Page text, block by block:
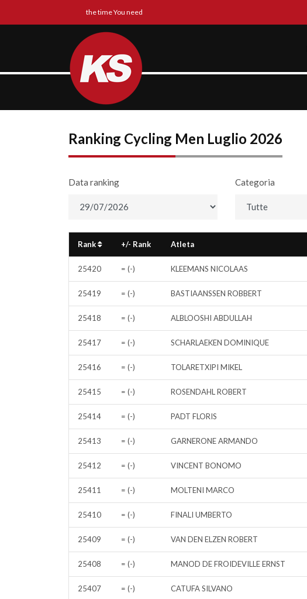
the time You need
Ranking Cycling Men Luglio 2026
Data ranking Categoria
Rank +/- Rank Atleta
25420 = (-) KLEEMANS NICOLAAS
25419 = (-) BASTIAANSSEN ROBBERT
25418 = (-) ALBLOOSHI ABDULLAH
25417 = (-) SCHARLAEKEN DOMINIQUE
25416 = (-) TOLARETXIPI MIKEL
25415 = (-) ROSENDAHL ROBERT
25414 = (-) PADT FLORIS
25413 = (-) GARNERONE ARMANDO
25412 = (-) VINCENT BONOMO
25411 = (-) MOLTENI MARCO
25410 = (-) FINALI UMBERTO
25409 = (-) VAN DEN ELZEN ROBERT
25408 = (-) MANOD DE FROIDEVILLE ERNST
25407 = (-) CATUFA SILVANO